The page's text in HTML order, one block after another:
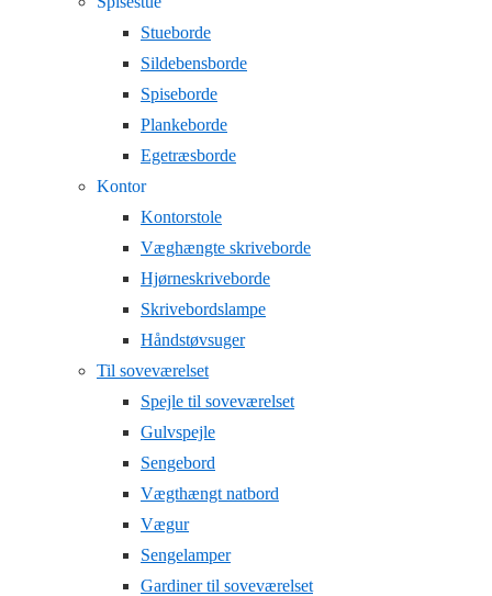
Stueborde
Sildebensborde
Spiseborde
Plankeborde
Egetræsborde
Kontor
Kontorstole
Væghængte skriveborde
Hjørneskriveborde
Skrivebordslampe
Håndstøvsuger
Til soveværelset
Spejle til soveværelset
Gulvspejle
Sengebord
Vægthængt natbord
Vægur
Sengelamper
Gardiner til soveværelset